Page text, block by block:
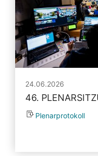
24.06.2026
46.
Plenarprotokoll